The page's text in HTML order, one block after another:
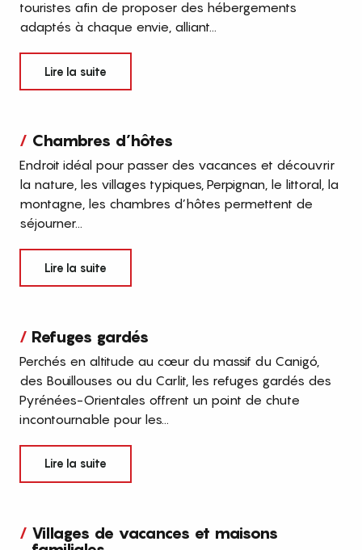
touristes afin de proposer des hébergements
adaptés à chaque envie, alliant...
Lire la suite
Chambres d’hôtes
Endroit idéal pour passer des vacances et découvrir
la nature, les villages typiques, Perpignan, le littoral, la
montagne, les chambres d’hôtes permettent de
séjourner...
Lire la suite
Refuges gardés
Perchés en altitude au cœur du massif du Canigó,
des Bouillouses ou du Carlit, les refuges gardés des
Pyrénées-Orientales offrent un point de chute
incontournable pour les...
Lire la suite
Villages de vacances et maisons